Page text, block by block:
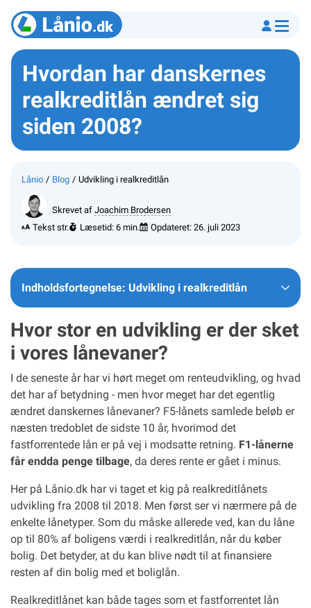
Hvordan har danskernes
realkreditlån ændret sig
siden 2008?
Lånio Blog Udvikling i realkreditlån
Tekst str. Læsetid: 6 min. Opdateret: 26. juli 2023
Skrevet af Joachim Brodersen
Indholdsfortegnelse: Udvikling i realkreditlån
Hvor stor en udvikling er der sket
i vores lånevaner?
I de seneste år har vi hørt meget om renteudvikling, og hvad
det har af betydning - men hvor meget har det egentlig
ændret danskernes lånevaner? F5-lånets samlede beløb er
næsten tredoblet de sidste 10 år, hvorimod det
fastforrentede lån er på vej i modsatte retning. F1-lånerne
får endda penge tilbage, da deres rente er gået i minus.
Her på Lånio.dk har vi taget et kig på realkreditlånets
udvikling fra 2008 til 2018. Men først ser vi nærmere på de
enkelte lånetyper. Som du måske allerede ved, kan du låne
op til 80% af boligens værdi i realkreditlån, når du køber
bolig. Det betyder, at du kan blive nødt til at finansiere
resten af din bolig med et boliglån.
Realkreditlånet kan både tages som et fastforrentet lån